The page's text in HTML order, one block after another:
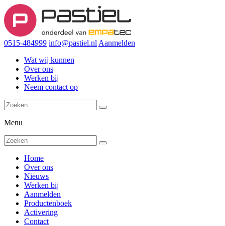
0515-484999 info@pastiel.nl Aanmelden
Wat wij kunnen
Over ons
Werken bij
Neem contact op
Menu
Home
Over ons
Nieuws
Werken bij
Aanmelden
Productenboek
Activering
Contact